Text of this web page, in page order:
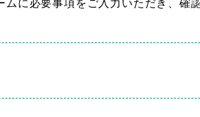
に必要事項をご入力いただき、確